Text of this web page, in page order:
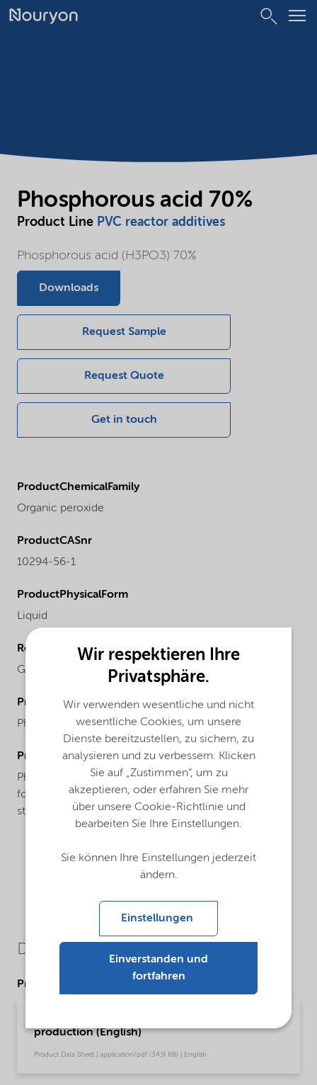
Phosphorous acid 70%
Product Line PVC reactor additives
Phosphorous acid (H3PO3) 70%
Downloads
Request Sample
Request Quote
Get in touch
ProductChemicalFamily
Organic peroxide
ProductCASnr
10294-56-1
ProductPhysicalForm
Liquid
Regional availability
Global
ProductChemicalsName
Phosphorous acid (H3PO3) 70%
ProductApplications
Phosphorous acid 70% is used to make phosphonates
for water treatment and oilfield applications and
stabilizers for PVC.
Downloads
Product Data Sheets
production (English)
Product Data Sheet | application/pdf (34,9 KB) | English
Wir respektieren Ihre
Privatsphäre.
Wir verwenden wesentliche und nicht
wesentliche Cookies, um unsere
Dienste bereitzustellen, zu sichern, zu
analysieren und zu verbessern. Klicken
Sie auf „Zustimmen“, um zu
akzeptieren, oder erfahren Sie mehr
über unsere Cookie-Richtlinie und
bearbeiten Sie Ihre Einstellungen.
Sie können Ihre Einstellungen jederzeit
ändern.
Einstellungen
Einverstanden und
fortfahren